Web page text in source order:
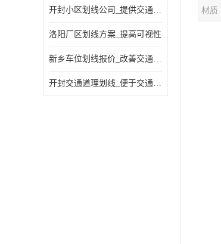
开封小区划线公司_提供交通信息
洛阳厂区划线方案_提高可视性
新乡车位划线报价_改善交通效率
开封交通道理划线_便于交通管理
材质